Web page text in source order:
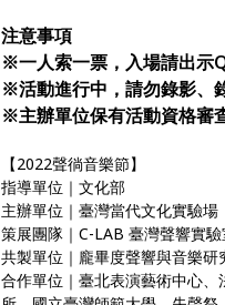
注意事項
※一人索一票，入場請出示
※活動進行中，請勿錄影、
※主辦單位保有活動資格審
【2022聲徜音樂節】
指導單位｜文化部
主辦單位｜臺灣當代文化實驗場
策展團隊｜C-LAB 臺灣聲響實
共製單位｜龐畢度聲響與音樂
合作單位｜臺北表演藝術中